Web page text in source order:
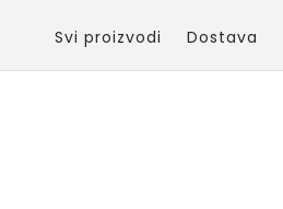
content
Svi proizvodi Dostava